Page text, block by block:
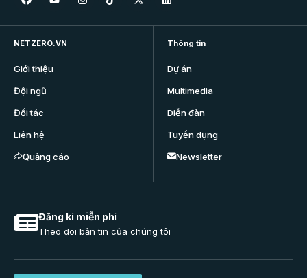
NETZERO.VN
Giới thiệu
Đội ngũ
Đối tác
Liên hệ
Quảng cáo
Thông tin
Dự án
Multimedia
Diễn đàn
Tuyển dụng
Newsletter
Đăng kí miễn phí
Theo dõi bản tin của chúng tôi